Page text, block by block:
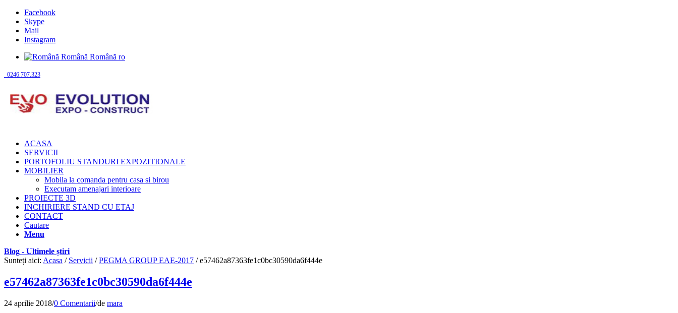
Facebook
Skype
Mail
Instagram
Română Română ro
0246.707.323
ACASA
SERVICII
PORTOFOLIU STANDURI EXPOZITIONALE
MOBILIER
Mobila la comanda pentru casa si birou
Executam amenajari interioare
PROIECTE 3D
INCHIRIERE STAND CU ETAJ
CONTACT
Cautare
Menu
Blog - Ultimele știri
Sunteți aici: Acasa / Servicii / PEGMA GROUP EAE-2017 / e57462a87363fe1c0bc30590da6f444e
e57462a87363fe1c0bc30590da6f444e
24 aprilie 2018/0 Comentarii/de mara